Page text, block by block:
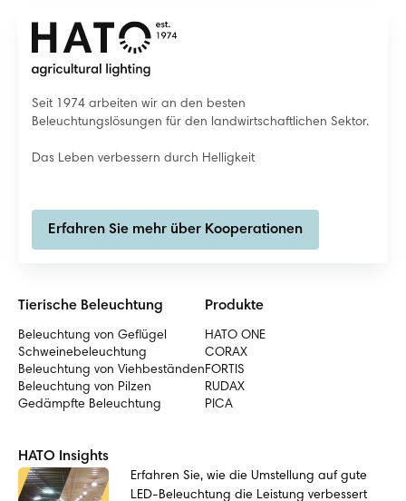
Seit 1974 arbeiten wir an den besten
Beleuchtungslösungen für den landwirtschaftlichen Sektor.
Das Leben verbessern durch Helligkeit
Erfahren Sie mehr über Kooperationen
Tierische Beleuchtung
Beleuchtung von Geflügel
Schweinebeleuchtung
Beleuchtung von Viehbeständen
Beleuchtung von Pilzen
Gedämpfte Beleuchtung
Produkte
HATO ONE
CORAX
FORTIS
RUDAX
PICA
HATO Insights
Erfahren Sie, wie die Umstellung auf gute
LED-Beleuchtung die Leistung verbessert